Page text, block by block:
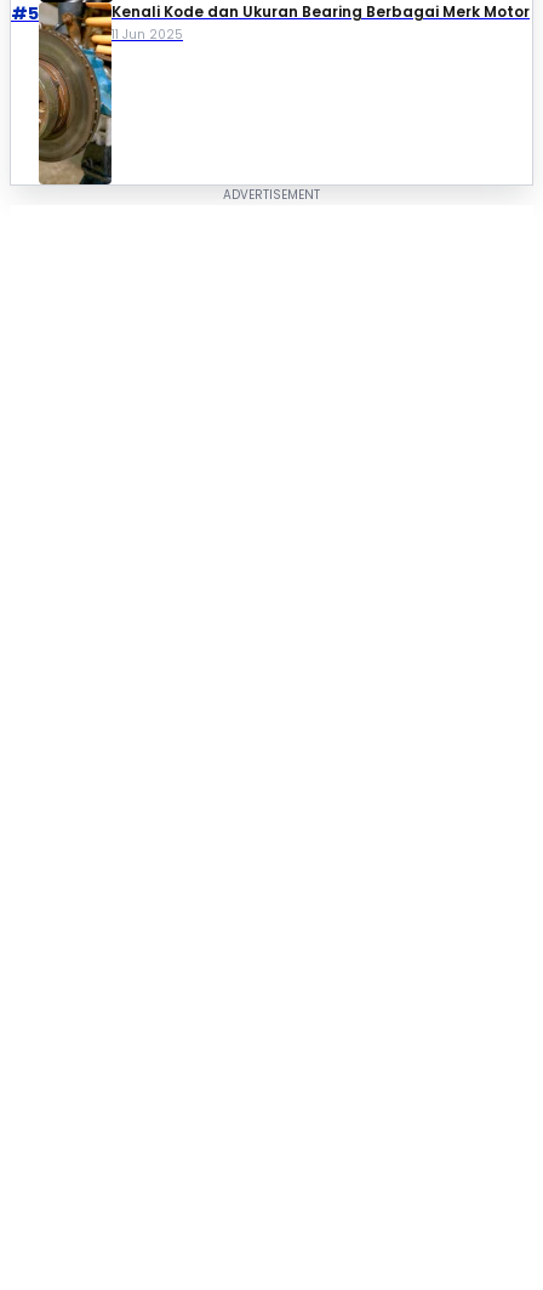
#5 Kenali Kode dan Ukuran Bearing Berbagai Merk Motor
11 Jun 2025